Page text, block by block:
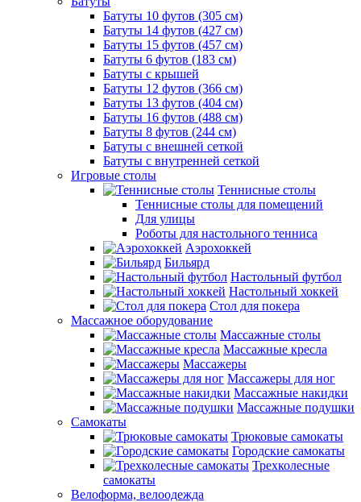
Батуты 10 футов (305 см)
Батуты 14 футов (427 см)
Батуты 15 футов (457 см)
Батуты 6 футов (183 см)
Батуты с крышей
Батуты 12 футов (366 см)
Батуты 13 футов (404 см)
Батуты 16 футов (488 см)
Батуты 8 футов (244 см)
Батуты с внешней сеткой
Батуты с внутренней сеткой
Игровые столы
Теннисные столы
Теннисные столы для помещений
Для улицы
Роботы для настольного тенниса
Аэрохоккей
Бильярд
Настольный футбол
Настольный хоккей
Стол для покера
Массажное оборудование
Массажные столы
Массажные кресла
Массажеры
Массажеры для ног
Массажные накидки
Массажные подушки
Самокаты
Трюковые самокаты
Городские самокаты
Трехколесные
самокаты
Велоформа, велоодежда